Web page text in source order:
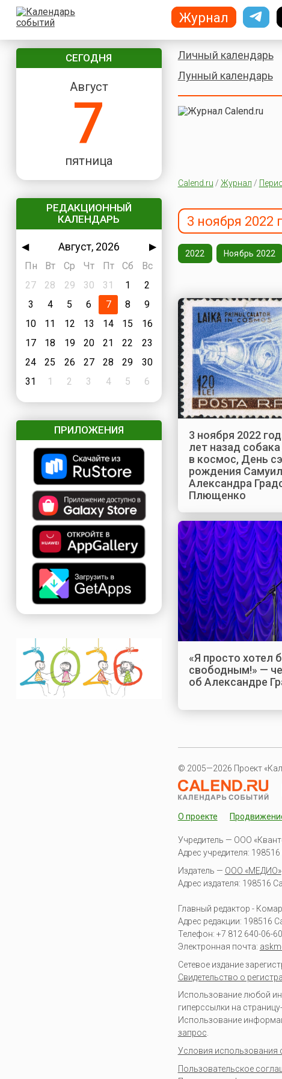
СЕГОДНЯ
Август
7
пятница
РЕДАКЦИОННЫЙ
КАЛЕНДАРЬ
◀ Август, 2026
▶
Пн
Вт Ср Чт Пт Сб
Вс
27
28 29 30 31 1
2
3
4 5 6 7 8
9
10
11 12 13 14 15
16
17
18 19 20 21 22
23
24
25 26 27 28 29
30
31
1 2 3 4 5 6
ПРИЛОЖЕНИЯ
Личный календарь
Лунный календарь
Calend.ru / Журнал /
3 ноября 2022
2022 Ноябрь 2022
3 ноября 2022
лет назад
в космос, День
рождения
Александра
Плющенко
«Я просто хотел
свободным!» —
об Александре
© 2005—2026 Проект
О проекте
Учредитель — ООО
Адрес учредителя:
Издатель — ООО «МЕДИО»
Адрес издателя: 198516
Главный редактор -
Адрес редакции: 198516
Телефон: +7 812 640-06-60
Электронная почта:
Сетевое издание
Свидетельство о
Использование любой
гиперссылки на
Использование
запрос.
Условия использования
Пользовательское
Журнал